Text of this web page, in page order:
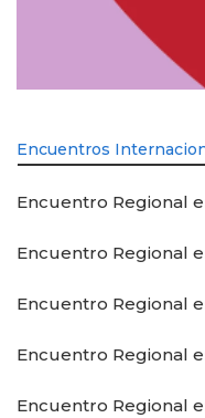
Encuentros
Encuentro Regional
Encuentro Regional
Encuentro Regional
Encuentro Regional
Encuentro Regional